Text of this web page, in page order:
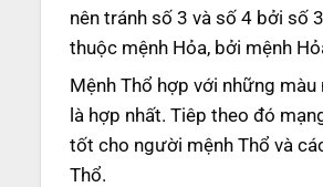
nên tránh số 3 và số 4 bởi số
thuộc mệnh Hỏa, bởi mệnh
Mệnh Thổ hợp với những
là hợp nhất. Tiêp theo đó
tốt cho người mệnh Thổ và
Thổ.